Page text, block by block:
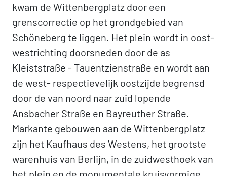
kwam de Wittenbergplatz door een
grenscorrectie op het grondgebied van
Schöneberg te liggen. Het plein wordt in oost-
westrichting doorsneden door de as
Kleiststraße - Tauentzienstraße en wordt aan
de west- respectievelijk oostzijde begrensd
door de van noord naar zuid lopende
Ansbacher Straße en Bayreuther Straße.
Markante gebouwen aan de Wittenbergplatz
zijn het Kaufhaus des Westens, het grootste
warenhuis van Berlijn, in de zuidwesthoek van